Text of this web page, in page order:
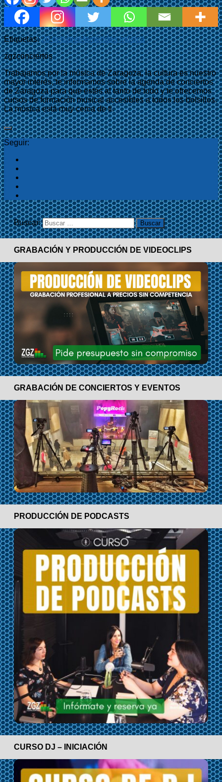
Etiquetas:20 octubreefemérides música
zgzconciertos
Trabajamos por la música de Zaragoza, la cultura es nuestro
mayor interés, te informamos sobre la agenda de conciertos
de Zaragoza para que estés al tanto de todo y te ofrecemos
cursos de formación musical accesibles a todos los bolsillos.
La música está muy cerca de ti.
Seguir:
Buscar:
GRABACIÓN Y PRODUCCIÓN DE VIDEOCLIPS
GRABACIÓN DE CONCIERTOS Y EVENTOS
PRODUCCIÓN DE PODCASTS
CURSO DJ – INICIACIÓN